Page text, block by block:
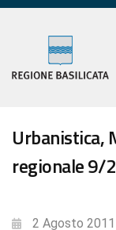
Urbanistica,
regionale 9/
2 Agosto 2011